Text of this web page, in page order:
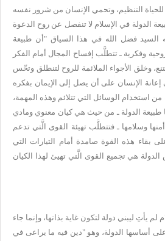
التنظيم، وتحمي الإنسان من شرور نفسه
الدولة في الإسلام لا تنفصل عن روح الدعوة
السيد فضل الله في هذا السياق "أن طبيعة
وفكرية ـ تتطلَّب إفساح المجال أمام الفكر
وخلق الأجواء الملائمة للروح لتنطلق وتحّس
الإنسان على أن يصل إلى الإيمان بفكره
من استخدام الوسائل التي تتلائم وهذه المهمة،
الدولة ـ من حيث هي كيان معنوي ومادي
وسلامها ـ
فتتطلَّب تهيئة القوى الَّتي تدعم
بقاء هذه القوة صامدة أمام التيارات التي
هي تجميع القوى الَّتي تهيئ لهذا الكيان
يأتِ ليبني دولة لتكون غاية بذاتها، وإنما جاء
أساسها الدولة، وهو "دين فيه ما يراعى في